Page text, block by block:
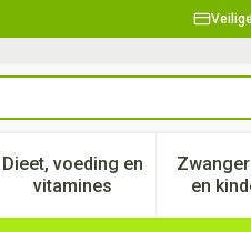
voor Schoonheid,
Dieet, voeding en
vitaminesToon submenu voor
en